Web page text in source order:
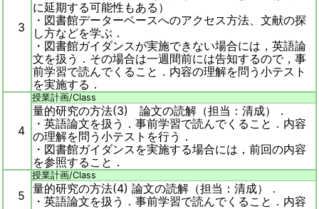
3
に延期する可能性もある）
・図書館データーベースへのアクセス方法、文献の探
し方などを学ぶ．
・図書館ガイダンスが実施できない場合には，英語論
文を扱う．その場合は一週間前には告知するので，事
前学習で読んでくること．内容の理解を問う小テスト
を実施する．
4
授業計画/Class
量的研究の方法(3) 論文の読解（担当：清成）．
・英語論文を扱う．事前学習で読んでくること．内容
の理解を問う小テストを行う．
・図書館ガイダンスを実施する場合には，前回の内容
を参照すること．
5
授業計画/Class
量的研究の方法(4) 論文の読解（担当：清成）．
・英語論文を扱う．事前学習で読んでくること．内容